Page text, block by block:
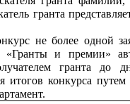
гранта
не более одной
и премии»
гранта до
итогов конкурса путем